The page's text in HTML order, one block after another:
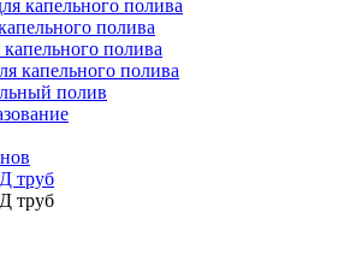
капельного полива
полива
полива
капельного полива
полив
труб
труб